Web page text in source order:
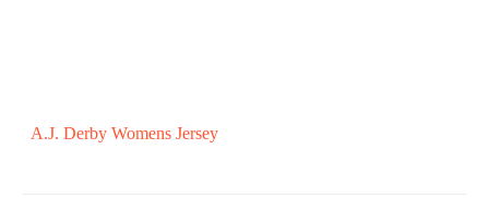
A.J. Derby Womens Jersey